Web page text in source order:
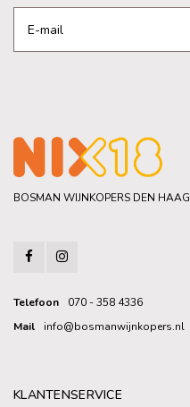
BOSMAN WIJNKOPERS DEN HAAG
Telefoon
070 - 358 4336
Mail
info@bosmanwijnkopers.nl
KLANTENSERVICE